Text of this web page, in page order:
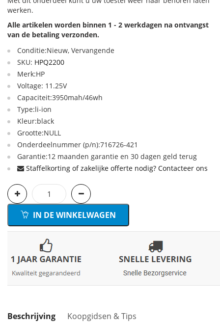
werken.
Alle artikelen worden binnen 1 - 2 werkdagen na ontvangst
van de betaling verzonden.
Conditie:Nieuw, Vervangende
SKU: HPQ2200
Merk:HP
Voltage: 11.25V
Capaciteit:3950mah/46wh
Type:li-ion
Kleur:black
Grootte:NULL
Onderdeelnummer (p/n):716726-421
Garantie:12 maanden garantie en 30 dagen geld terug
Staffelkorting of zakelijke offerte nodig? Contacteer ons
IN DE WINKELWAGEN
Beschrijving Koopgidsen & Tips